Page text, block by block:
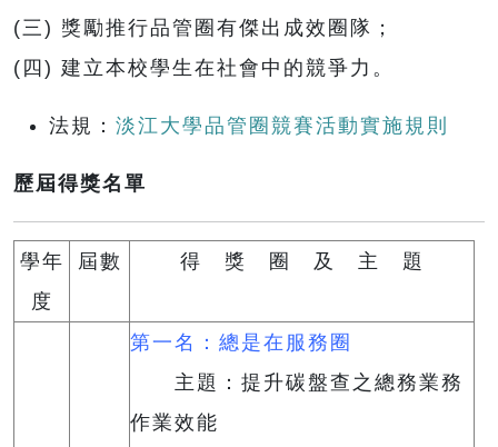
(三) 獎勵推行品管圈有傑出成效圈隊；
(四) 建立本校學生在社會中的競爭力。
法規： 淡江大學品管圈競賽活動實施規則
歷屆得獎名單
學年
度
屆數 得 獎 圈 及 主 題
第一名：總是在服務圈
主題：提升碳盤查之總務業務
作業效能